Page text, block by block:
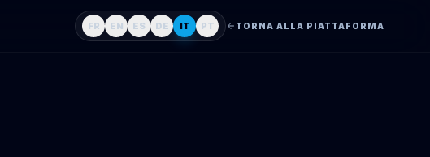
FR EN ES DE IT PT TORNA ALLA PIATTAFORMA